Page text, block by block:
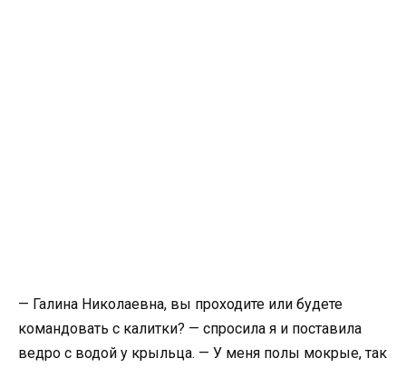
— Галина Николаевна, вы проходите или будете
командовать с калитки? — спросила я и поставила
ведро с водой у крыльца. — У меня полы мокрые, так